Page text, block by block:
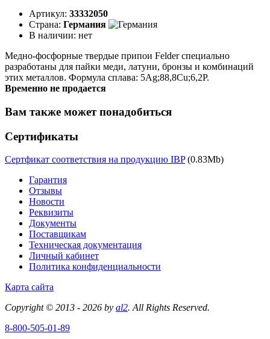
Артикул: 33332050
Страна: Германия
В наличии: нет
Медно-фосфорные твердые припои Felder специально
разработаны для пайки меди, латуни, бронзы и комбинаций
этих металлов. Формула сплава: 5Ag;88,8Cu;6,2P.
Временно не продается
Вам также может понадобиться
Сертификаты
Сертфикат соответствия на продукцию IBP(0.83Mb)
Гарантия
Отзывы
Новости
Реквизиты
Документы
Поставщикам
Техническая документация
Личный кабинет
Политика конфиденциальности
Карта сайта
Copyright © 2013 - 2026 by al2. All Rights Reserved.
8-800-505-01-89